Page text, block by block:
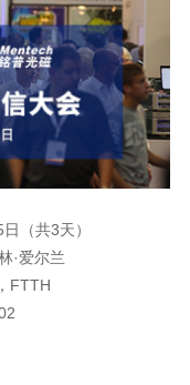
（共3天）
·爱尔兰
FTTH